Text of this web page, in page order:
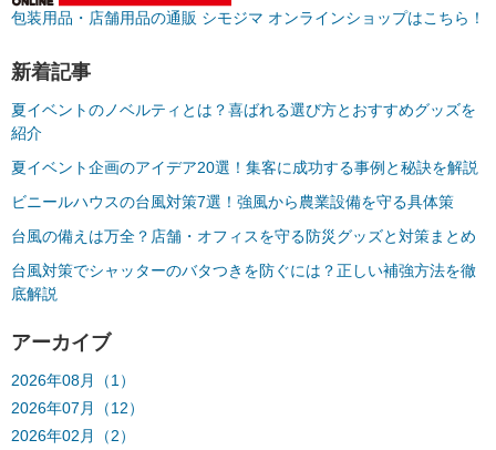
包装用品・店舗用品の通販 シモジマ オンラインショップはこちら！
新着記事
夏イベントのノベルティとは？喜ばれる選び方とおすすめグッズを
紹介
夏イベント企画のアイデア20選！集客に成功する事例と秘訣を解説
ビニールハウスの台風対策7選！強風から農業設備を守る具体策
台風の備えは万全？店舗・オフィスを守る防災グッズと対策まとめ
台風対策でシャッターのバタつきを防ぐには？正しい補強方法を徹
底解説
アーカイブ
2026年08月（1）
2026年07月（12）
2026年02月（2）